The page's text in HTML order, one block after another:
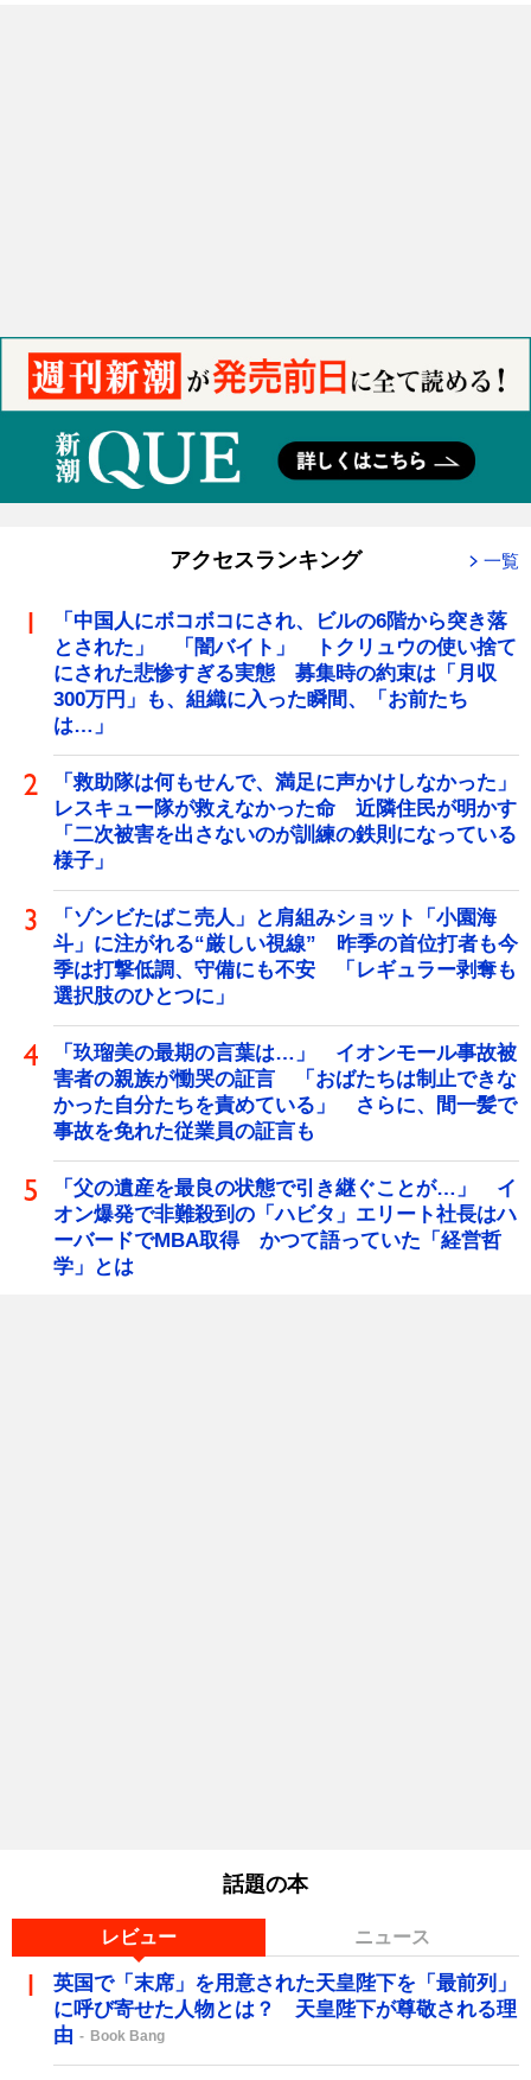
アクセスランキング 一覧
「中国人にボコボコにされ、ビルの6階から突き落
とされた」 「闇バイト」 トクリュウの使い捨て
にされた悲惨すぎる実態 募集時の約束は「月収
300万円」も、組織に入った瞬間、「お前たち
は…」
「救助隊は何もせんで、満足に声かけしなかった」
レスキュー隊が救えなかった命 近隣住民が明かす
「二次被害を出さないのが訓練の鉄則になっている
様子」
「ゾンビたばこ売人」と肩組みショット「小園海
斗」に注がれる“厳しい視線” 昨季の首位打者も今
季は打撃低調、守備にも不安 「レギュラー剥奪も
選択肢のひとつに」
「玖瑠美の最期の言葉は…」 イオンモール事故被
害者の親族が慟哭の証言 「おばたちは制止できな
かった自分たちを責めている」 さらに、間一髪で
事故を免れた従業員の証言も
「父の遺産を最良の状態で引き継ぐことが…」 イ
オン爆発で非難殺到の「ハビタ」エリート社長はハ
ーバードでMBA取得 かつて語っていた「経営哲
学」とは
話題の本
レビュー ニュース
英国で「末席」を用意された天皇陛下を「最前列」
に呼び寄せた人物とは？ 天皇陛下が尊敬される理
由
Book Bang